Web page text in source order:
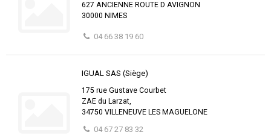
627 ANCIENNE ROUTE D AVIGNON
30000 NIMES
04 66 38 19 60
IGUAL SAS (Siège)
175 rue Gustave Courbet
ZAE du Larzat,
34750 VILLENEUVE LES MAGUELONE
04 67 27 83 32